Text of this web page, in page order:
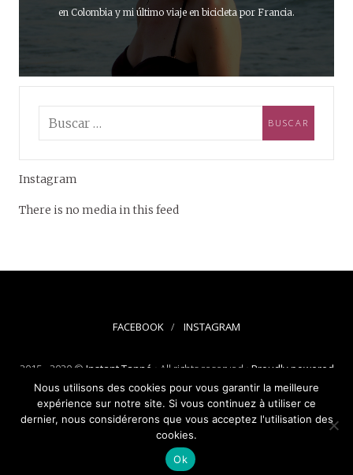
en Colombia y mi último viaje en bicicleta por Francia.
Instagram
There is no media in this feed
FACEBOOK INSTAGRAM
2015 - 2020 © Instant Tanné • All rights reserved • Proudly powered
by WordPress-Theme: Silk Lite byPixelgrade.
Nous utilisons des cookies pour vous garantir la meilleure
expérience sur notre site. Si vous continuez à utiliser ce
dernier, nous considérerons que vous acceptez l'utilisation des
cookies.
Ok